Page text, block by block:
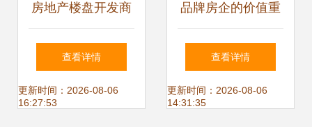
房地产楼盘开发商
PPT模板
查看详情
更新时间：2026-08-06
16:27:53
品牌房企的价值重
塑 以金科股份
2021年业绩为例剖
查看详情
更新时间：2026-08-06
14:31:35